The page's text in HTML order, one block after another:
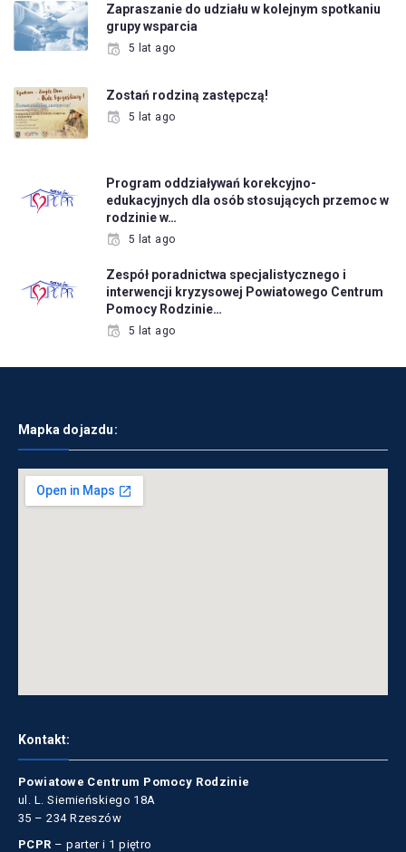
Zapraszanie do udziału w kolejnym spotkaniu
grupy wsparcia
5 lat ago
Zostań rodziną zastępczą!
5 lat ago
Program oddziaływań korekcyjno-
edukacyjnych dla osób stosujących przemoc w
rodzinie w…
5 lat ago
Zespół poradnictwa specjalistycznego i
interwencji kryzysowej Powiatowego Centrum
Pomocy Rodzinie…
5 lat ago
Mapka dojazdu:
Kontakt:
Powiatowe Centrum Pomocy Rodzinie
ul. L. Siemieńskiego 18A
35 – 234 Rzeszów
PCPR – parter i 1 piętro